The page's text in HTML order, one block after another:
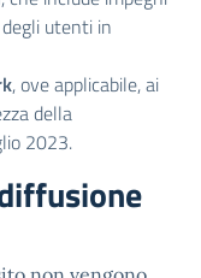
utenti in
, ove applicabile, ai
della
2023.